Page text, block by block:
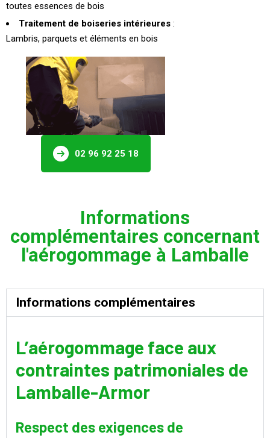
toutes essences de bois
Traitement de boiseries intérieures :
Lambris, parquets et éléments en bois
02 96 92 25 18
Informations
complémentaires concernant
l'aérogommage à Lamballe
Informations complémentaires
L’aérogommage face aux
contraintes patrimoniales de
Lamballe-Armor
Respect des exigences de